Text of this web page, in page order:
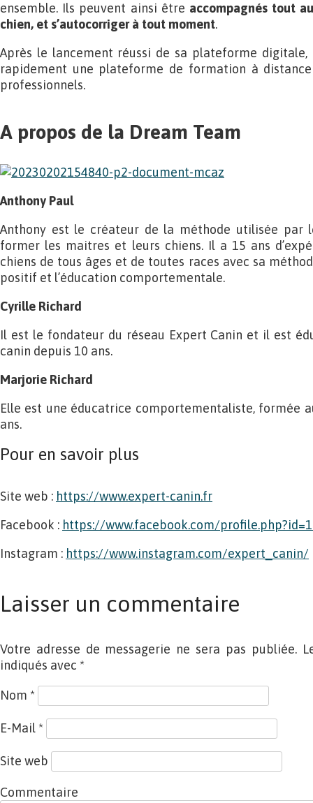
ensemble. Ils peuvent ainsi être accompagnés tout
chien, et s’autocorriger à tout moment.
Après le lancement réussi de sa plateforme digitale,
rapidement une plateforme de formation à
professionnels.
A propos de la Dream Team
Anthony Paul
Anthony est le créateur de la méthode utilisée par
former les maitres et leurs chiens. Il a 15 ans
chiens de tous âges et de toutes races avec sa
positif et l’éducation comportementale.
Cyrille Richard
Il est le fondateur du réseau Expert Canin et il est
canin depuis 10 ans.
Marjorie Richard
Elle est une éducatrice comportementaliste, formée
ans.
Pour en savoir plus
Site web : https://www.expert-canin.fr
Facebook : https://www.facebook.com/
Instagram : https://www.instagram.com/expert_canin/
Laisser un commentaire
Votre adresse de messagerie ne sera pas publiée.
indiqués avec *
Nom *
E-Mail *
Site web
Commentaire